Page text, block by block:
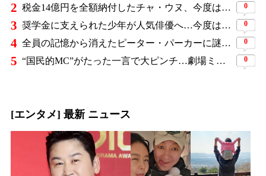
2 税金14億円を全額納付したチャ・ウヌ、今度は軍服姿で登場…鍛え上げた上半身に驚きの声 0
3 奨学金に支えられた少年が人気俳優へ…今度は子どもたちに総額5,000万円を寄付 0
4 全員の記憶から消えたピーター・パーカーに謎の敵と制御不能の新能力…『スパイダーマン：ブランド・ニュー・デイ』に期待爆発 0
5 “国民的MC”がたった一言で大ピンチ…劇場ミュージカルを巡る発言に批判続出、ついに長文で謝罪 0
[エンタメ] 最新 ニュース